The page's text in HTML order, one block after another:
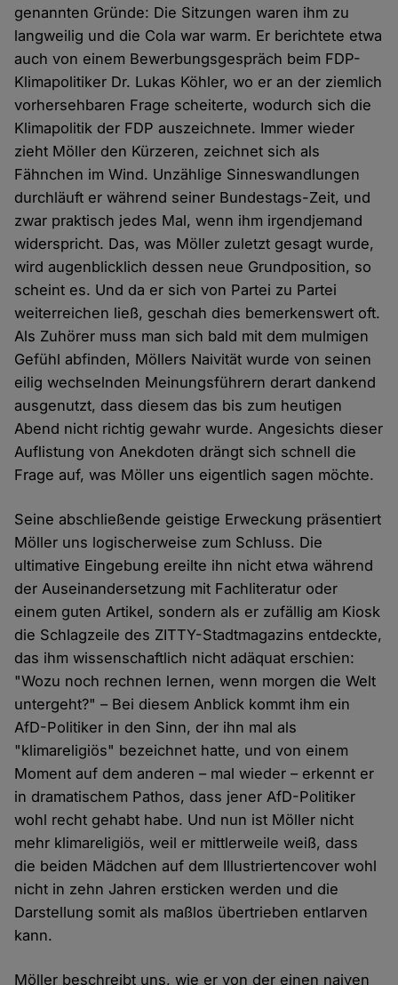
genannten Gründe: Die Sitzungen waren ihm zu
langweilig und die Cola war warm. Er berichtete etwa
auch von einem Bewerbungsgespräch beim FDP-
Klimapolitiker Dr. Lukas Köhler, wo er an der ziemlich
vorhersehbaren Frage scheiterte, wodurch sich die
Klimapolitik der FDP auszeichnete. Immer wieder
zieht Möller den Kürzeren, zeichnet sich als
Fähnchen im Wind. Unzählige Sinneswandlungen
durchläuft er während seiner Bundestags-Zeit, und
zwar praktisch jedes Mal, wenn ihm irgendjemand
widerspricht. Das, was Möller zuletzt gesagt wurde,
wird augenblicklich dessen neue Grundposition, so
scheint es. Und da er sich von Partei zu Partei
weiterreichen ließ, geschah dies bemerkenswert oft.
Als Zuhörer muss man sich bald mit dem mulmigen
Gefühl abfinden, Möllers Naivität wurde von seinen
eilig wechselnden Meinungsführern derart dankend
ausgenutzt, dass diesem das bis zum heutigen
Abend nicht richtig gewahr wurde. Angesichts dieser
Auflistung von Anekdoten drängt sich schnell die
Frage auf, was Möller uns eigentlich sagen möchte.
Seine abschließende geistige Erweckung präsentiert
Möller uns logischerweise zum Schluss. Die
ultimative Eingebung ereilte ihn nicht etwa während
der Auseinandersetzung mit Fachliteratur oder
einem guten Artikel, sondern als er zufällig am Kiosk
die Schlagzeile des ZITTY-Stadtmagazins entdeckte,
das ihm wissenschaftlich nicht adäquat erschien:
"Wozu noch rechnen lernen, wenn morgen die Welt
untergeht?" – Bei diesem Anblick kommt ihm ein
AfD-Politiker in den Sinn, der ihn mal als
"klimareligiös" bezeichnet hatte, und von einem
Moment auf dem anderen – mal wieder – erkennt er
in dramatischem Pathos, dass jener AfD-Politiker
wohl recht gehabt habe. Und nun ist Möller nicht
mehr klimareligiös, weil er mittlerweile weiß, dass
die beiden Mädchen auf dem Illustriertencover wohl
nicht in zehn Jahren ersticken werden und die
Darstellung somit als maßlos übertrieben entlarven
kann.
Möller beschreibt uns, wie er von der einen naiven